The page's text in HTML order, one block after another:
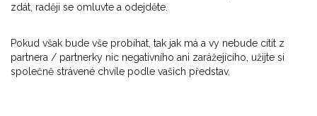
zdát, raději se omluvte a odejděte.
Pokud však bude vše probíhat, tak jak má a vy nebude cítit z
partnera / partnerky nic negativního ani zarážejícího, užijte si
společně strávené chvíle podle vašich představ.